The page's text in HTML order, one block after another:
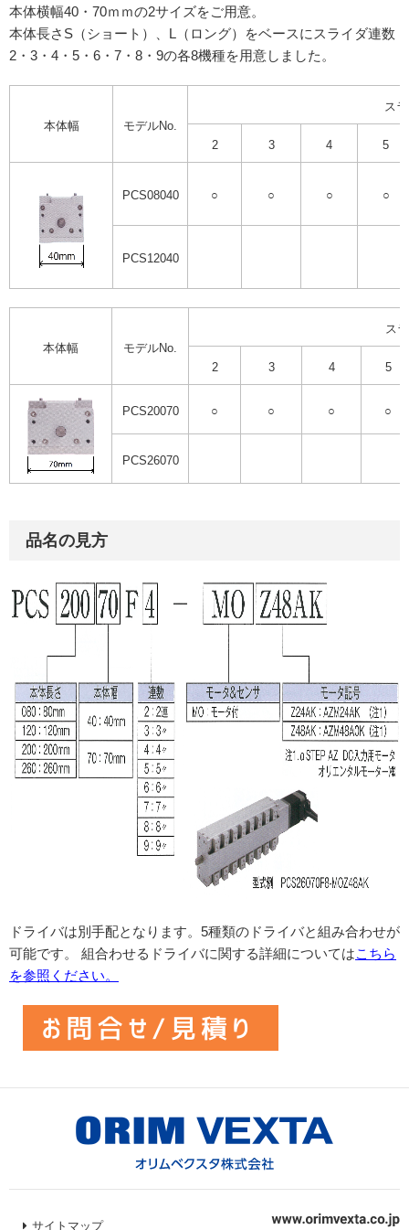
本体横幅40・70ｍｍの2サイズをご用意。
本体長さS（ショート）、L（ロング）をベースにスライダ連数
2・3・4・5・6・7・8・9の各8機種を用意しました。
本体幅 モデルNo.
ス
2 3 4 5
PCS08040 ○ ○ ○ ○
PCS12040
本体幅 モデルNo.
ス
2 3 4 5
PCS20070 ○ ○ ○ ○
PCS26070
品名の見方
ドライバは別手配となります。5種類のドライバと組み合わせが
可能です。 組合わせるドライバに関する詳細についてはこちら
を参照ください。
サイトマップ